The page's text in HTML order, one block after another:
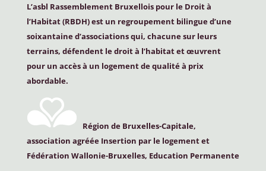
L’asbl Rassemblement Bruxellois pour le Droit à
l’Habitat (RBDH) est un regroupement bilingue d’une
soixantaine d’associations qui, chacune sur leurs
terrains, défendent le droit à l’habitat et œuvrent
pour un accès à un logement de qualité à prix
abordable.
Région de Bruxelles-Capitale,
association agréée Insertion par le logement et
Fédération Wallonie-Bruxelles, Education Permanente